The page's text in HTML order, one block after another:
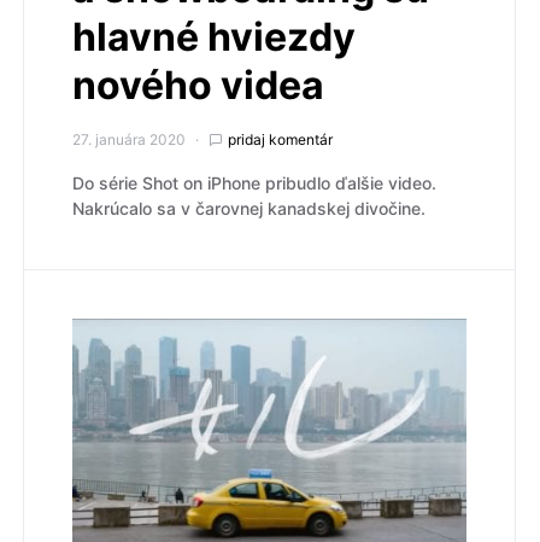
hlavné hviezdy
nového videa
27. januára 2020 pridaj komentár
Do série Shot on iPhone pribudlo ďalšie video.
Nakrúcalo sa v čarovnej kanadskej divočine.